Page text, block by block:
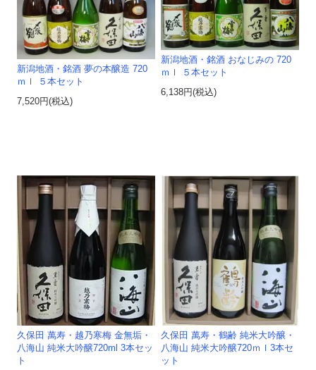
新潟地酒・銘酒 夢の本醸造 720
ｍｌ ５本セット
7,520円(税込)
新潟地酒・銘酒 おなじみの 720
ｍｌ ５本セット
6,138円(税込)
久保田 萬寿・越乃寒梅 金無垢・
八海山 純米大吟醸720ml 3本セッ
ト
久保田 萬寿・鶴齢 純米大吟醸・
八海山 純米大吟醸720ｍｌ3本セ
ット